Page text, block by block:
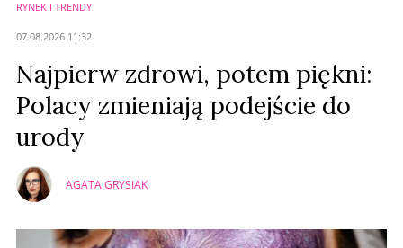
RYNEK I TRENDY
07.08.2026 11:32
Najpierw zdrowi, potem piękni:
Polacy zmieniają podejście do
urody
AGATA GRYSIAK